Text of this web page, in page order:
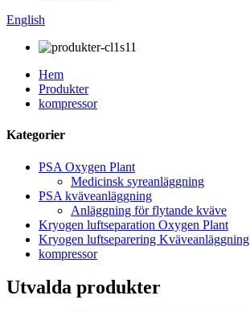
English
Hem
Produkter
kompressor
Kategorier
PSA Oxygen Plant
Medicinsk syreanläggning
PSA kväveanläggning
Anläggning för flytande kväve
Kryogen luftseparation Oxygen Plant
Kryogen luftseparering Kväveanläggning
kompressor
Utvalda produkter